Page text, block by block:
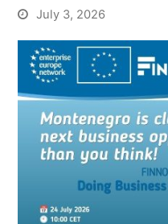
July 3, 2026